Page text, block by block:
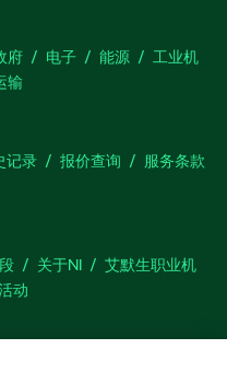
府 电子 能源
工业机
输
记录 报价查询
服务条款
关于NI
艾默生职业机
动